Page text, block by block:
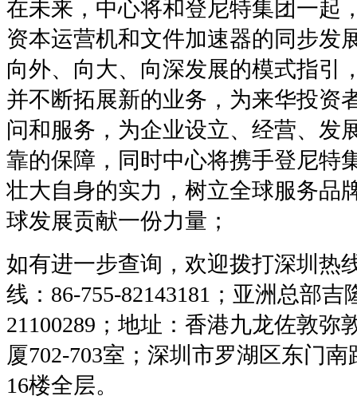
在未来，中心将和登尼特集团一起
资本运营机和文件加速器的同步发
向外、向大、向深发展的模式指引
并不断拓展新的业务，为来华投资
问和服务，为企业设立、经营、发
靠的保障，同时中心将携手登尼特
壮大自身的实力，树立全球服务品
球发展贡献一份力量；
如有进一步查询，欢迎拨打深圳热
线：86-755-82143181；亚洲总部吉
21100289；地址：香港九龙佐敦弥
厦702-703室；深圳市罗湖区东门
16楼全层。